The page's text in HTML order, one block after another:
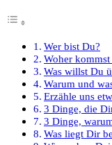
Wer bist Du?
Woher
Was willst Du
Warum und
Erzähle uns
3 Dinge, die
3 Dinge,
Was liegt Dir